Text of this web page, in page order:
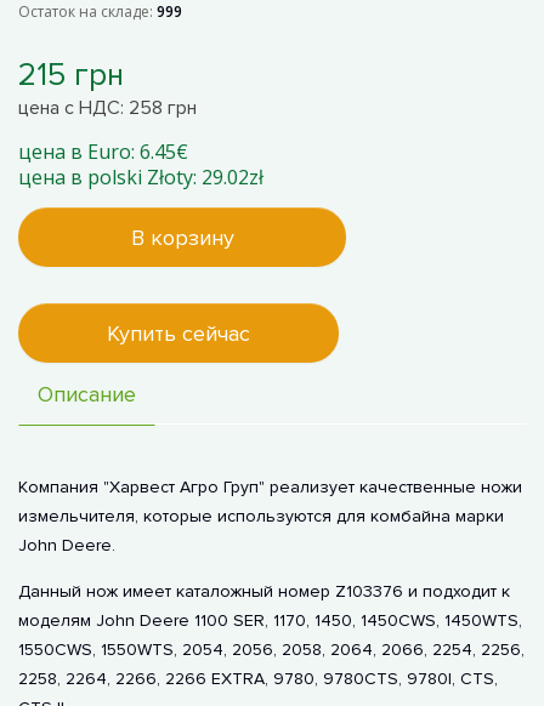
Остаток на складе: 999
215 грн
цена с НДС: 258 грн
цена в Euro: 6.45€
цена в polski Złoty: 29.02zł
В корзину
Купить сейчас
Описание
Компания "Харвест Агро Груп" реализует качественные ножи
измельчителя, которые используются для комбайна марки
John Deere.
Данный нож имеет каталожный номер Z103376 и подходит к
моделям John Deere 1100 SER, 1170, 1450, 1450CWS, 1450WTS,
1550CWS, 1550WTS, 2054, 2056, 2058, 2064, 2066, 2254, 2256,
2258, 2264, 2266, 2266 EXTRA, 9780, 9780CTS, 9780I, CTS,